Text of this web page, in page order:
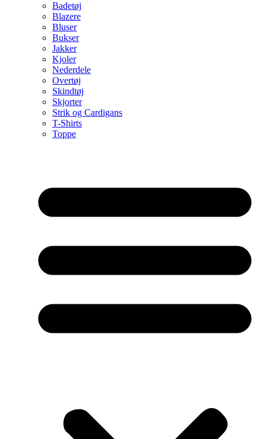
Badetøj
Blazere
Bluser
Bukser
Jakker
Kjoler
Nederdele
Overtøj
Skindtøj
Skjorter
Strik og Cardigans
T-Shirts
Toppe